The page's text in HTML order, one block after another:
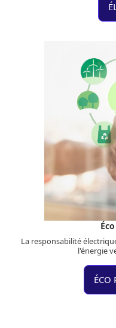
La responsabilité
l'énergie
ÉCO